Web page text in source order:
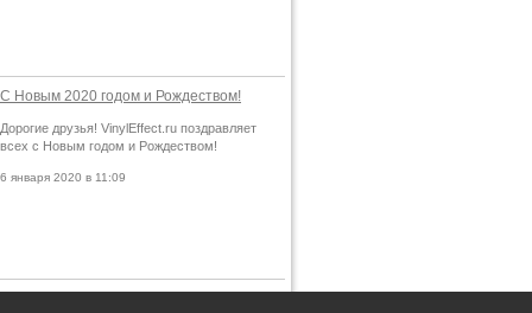
С Новым 2020 годом и Рождеством!
Дорогие друзья! VinylEffect.ru поздравляет
всех с Новым годом и Рождеством!
6 января 2020 в 11:09